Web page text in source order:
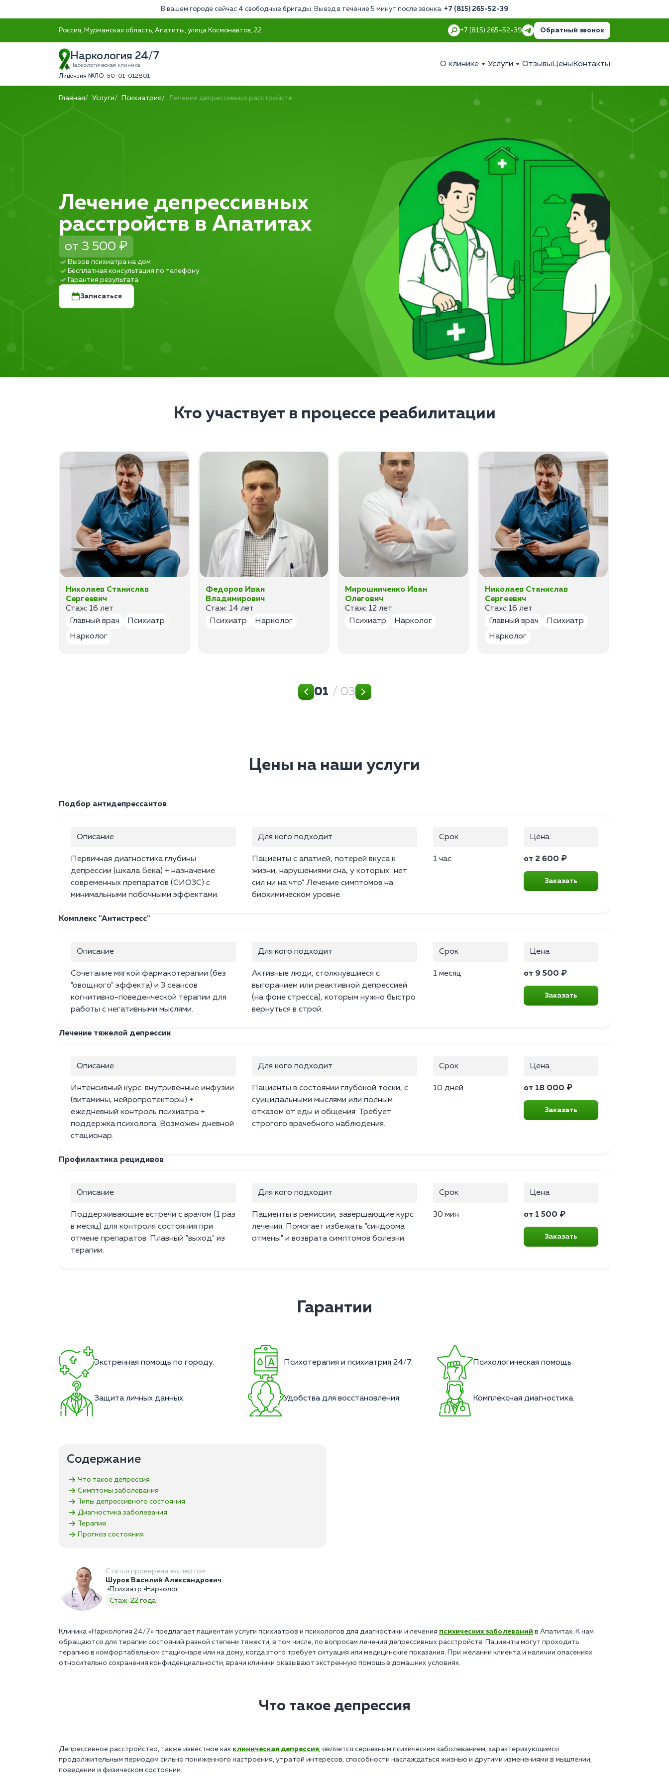
В вашем городе сейчас 4 свободные бригады. Выезд в течение 5 минут после звонка: +7 (815) 265-52-39
Россия, Мурманская область, Апатиты, улица Космонавтов, 22 +7 (815) 265-52-39 Обратный звонок
Наркология 24/7
Наркологическая клиника
Лицензия №ЛО-50-01-012801
О клинике Услуги Отзывы Цены Контакты
Главная Услуги Психиатрия Лечение депрессивных расстройств
Лечение депрессивных
расстройств в Апатитах
от 3 500 ₽
Вызов психиатра на дом
Бесплатная консультация по телефону
Гарантия результата
Записаться
Кто участвует в процессе реабилитации
Николаев Станислав
Сергеевич
Стаж: 16 лет
Главный врач
Психиатр
Нарколог
Федоров Иван
Владимирович
Стаж: 14 лет
Психиатр
Нарколог
Мирошниченко Иван
Олегович
Стаж: 12 лет
Психиатр
Нарколог
Николаев Станислав
Сергеевич
Стаж: 16 лет
Главный врач
Психиатр
Нарколог
01 / 03
Цены на наши услуги
Подбор антидепрессантов
Описание
Первичная диагностика глубины
депрессии (шкала Бека) + назначение
современных препаратов (СИОЗС) с
минимальными побочными эффектами.
Для кого подходит
Пациенты с апатией, потерей вкуса к
жизни, нарушениями сна, у которых "нет
сил ни на что". Лечение симптомов на
биохимическом уровне.
Срок
1 час
Цена
от 2 600 ₽
Заказать
Комплекс "Антистресс"
Описание
Сочетание мягкой фармакотерапии (без
"овощного" эффекта) и 3 сеансов
когнитивно-поведенческой терапии для
работы с негативными мыслями.
Для кого подходит
Активные люди, столкнувшиеся с
выгоранием или реактивной депрессией
(на фоне стресса), которым нужно быстро
вернуться в строй.
Срок
1 месяц
Цена
от 9 500 ₽
Заказать
Лечение тяжелой депрессии
Описание
Интенсивный курс: внутривенные инфузии
(витамины, нейропротекторы) +
ежедневный контроль психиатра +
поддержка психолога. Возможен дневной
стационар.
Для кого подходит
Пациенты в состоянии глубокой тоски, с
суицидальными мыслями или полным
отказом от еды и общения. Требует
строгого врачебного наблюдения.
Срок
10 дней
Цена
от 18 000 ₽
Заказать
Профилактика рецидивов
Описание
Поддерживающие встречи с врачом (1 раз
в месяц) для контроля состояния при
отмене препаратов. Плавный "выход" из
терапии.
Для кого подходит
Пациенты в ремиссии, завершающие курс
лечения. Помогает избежать "синдрома
отмены" и возврата симптомов болезни.
Срок
30 мин
Цена
от 1 500 ₽
Заказать
Гарантии
Экстренная помощь по городу. Психотерапия и психиатрия 24/7. Психологическая помощь.
Защита личных данных. Удобства для восстановления. Комплексная диагностика.
Содержание
Что такое депрессия
Симптомы заболевания
Типы депрессивного состояния
Диагностика заболевания
Терапия
Прогноз состояния
Статья проверена экспертом
Шуров Василий Александрович
Психиатр
Нарколог
Стаж: 22 года
Клиника «Наркология 24/7» предлагает пациентам услуги психиатров и психологов для диагностики и лечения психических заболеваний в Апатитах. К нам
обращаются для терапии состояний разной степени тяжести, в том числе, по вопросам лечения депрессивных расстройств. Пациенты могут проходить
терапию в комфортабельном стационаре или на дому, когда этого требует ситуация или медицинские показания. При желании клиента и наличии опасениях
относительно сохранения конфиденциальности, врачи клиники оказывают экстренную помощь в домашних условиях.
Что такое депрессия
Депрессивное расстройство, также известное как клиническая депрессия, является серьезным психическим заболеванием, характеризующимся
продолжительным периодом сильно пониженного настроения, утратой интересов, способности наслаждаться жизнью и другими изменениями в мышлении,
поведении и физическом состоянии.